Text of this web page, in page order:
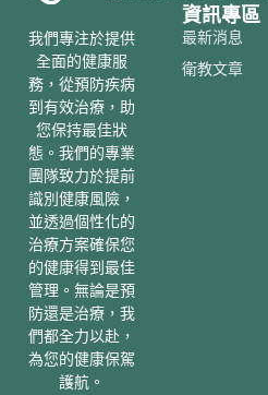
我們專注於提供
全面的健康服
務，從預防疾病
到有效治療，助
您保持最佳狀
態。我們的專業
團隊致力於提前
識別健康風險，
並透過個性化的
治療方案確保您
的健康得到最佳
管理。無論是預
防還是治療，我
們都全力以赴，
為您的健康保駕
護航。
資訊專區
最新消息
衛教文章